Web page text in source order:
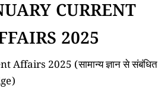
CURRENT
2025
2025 (सामान्य ज्ञान से संबंधित